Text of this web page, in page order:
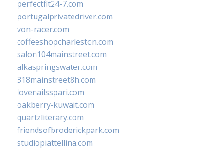
perfectfit24-7.com
portugalprivatedriver.com
von-racer.com
coffeeshopcharleston.com
salon104mainstreet.com
alkaspringswater.com
318mainstreet8h.com
lovenailsspari.com
oakberry-kuwait.com
quartzliterary.com
friendsofbroderickpark.com
studiopiattellina.com